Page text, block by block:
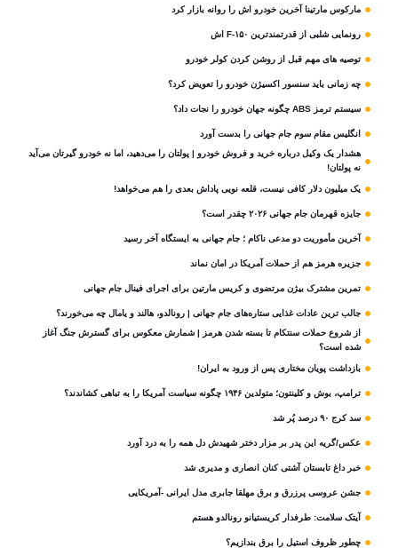
مارکوس مارتینا آخرین خودرو اش را روانه بازار کرد
رونمایی شلبی از قدرتمندترین F-۱۵۰ اش
توصیه های مهم قبل از روشن کردن کولر خودرو
چه زمانی باید سنسور اکسیژن خودرو را تعویض کرد؟
سیستم ترمز ABS چگونه جهان خودرو را نجات داد؟
انگلیس مقام سوم جام‌ جهانی را بدست آورد
هشدار یک وکیل درباره خرید و فروش خودرو | پولتان را می‌دهید، اما نه خودرو گیرتان می‌آید
نه پولتان!
یک میلیون دلار کافی نیست، قلعه‌ نویی پاداش بعدی را هم می‌خواهد!
جایزه قهرمان جام جهانی ۲۰۲۶ چقدر است؟
آخرین مأموریت دو مدعی ناکام ؛ جام جهانی به ایستگاه آخر رسید
جزیره هرمز هم از حملات آمریکا در امان نماند
تمرین مشترک بیژن مرتضوی و کریس مارتین برای اجرای فینال جام جهانی
جالب ترین عادات غذایی ستاره‌های جام جهانی | رونالدو، هالند و یامال چه می‌خورند؟
از شروع حملات سنتکام تا بسته شدن هرمز | شمارش معکوس برای گسترش جنگ آغاز
شده است؟
بازداشت پویان مختاری پس از ورود به ایران!
ترامپ، بوش و کلینتون؛ متولدین ۱۹۴۶ چگونه سیاست آمریکا را به تباهی کشاندند؟
سد کرج ۹۰ درصد پُر شد
عکس/گریه این پدر بر مزار دختر شهیدش دل همه را به درد آورد
خبر داغ تابستان آشتی کنان انصاری و مدیری شد
جشن عروسی پرزرق و برق مهلقا جابری مدل ایرانی -آمریکایی
آیتک سلامت: طرفدار کریستیانو رونالدو هستم
چطور ظروف استیل را برق بندازیم؟